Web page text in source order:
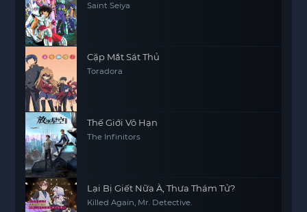
Saint Seiya
Cặp Mắt Sát Thủ
Toradora
Thế Giới Vô Hạn
The Infinitors
Lại Bị Giết Nữa À, Thưa Thám Tử?
Killed Again, Mr. Detective.